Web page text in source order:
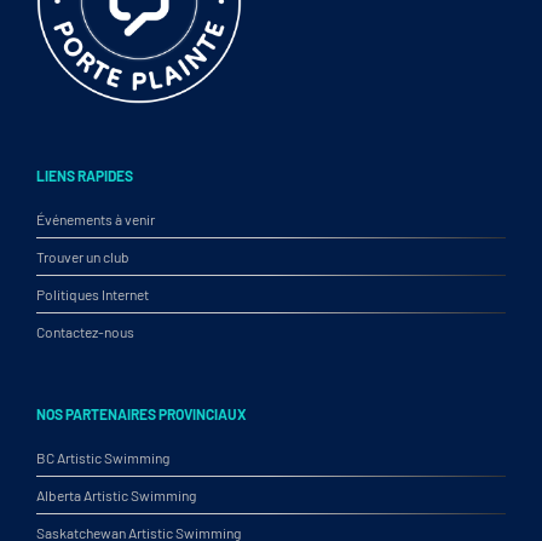
LIENS RAPIDES
Événements à venir
Trouver un club
Politiques Internet
Contactez-nous
NOS PARTENAIRES PROVINCIAUX
BC Artistic Swimming
Alberta Artistic Swimming
Saskatchewan Artistic Swimming